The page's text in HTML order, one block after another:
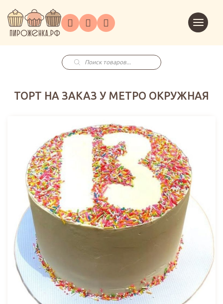
ГлавнаяКаталог
на
заказ
Праздники
Корпоративным
клиентам
в
корзину
Поиск
товаров
ТОРТ НА ЗАКАЗ У МЕТРО ОКРУЖНАЯ